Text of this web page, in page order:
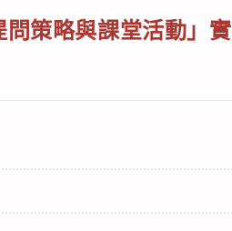
策略與課堂活動」